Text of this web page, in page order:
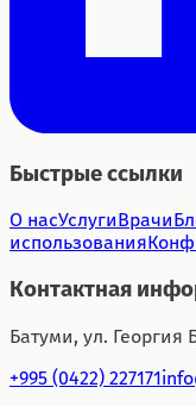
Быстрые ссылки
О насУслугиВрачи
использования
Контактная
Батуми, ул. Георгия
+995 (0422) 227171